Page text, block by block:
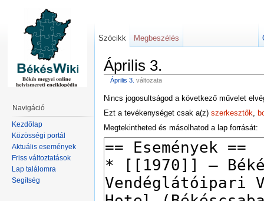
Április 3.
Április 3. változata
Nincs jogosultságod a következő művelet
Ezt a tevékenységet csak a(z) szerkesztők
Megtekintheted és másolhatod a lap forrását:
Szócikk Megbeszélés
Navigáció
Kezdőlap
Közösségi portál
Aktuális események
Friss változtatások
Lap találomra
Segítség